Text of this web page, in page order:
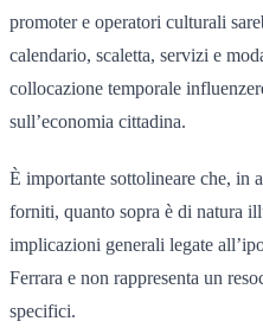
promoter e operatori culturali
calendario, scaletta, servizi e
collocazione temporale
sull’economia cittadina.
È importante sottolineare che, in
forniti, quanto sopra è di natura
implicazioni generali legate
Ferrara e non rappresenta un
specifici.